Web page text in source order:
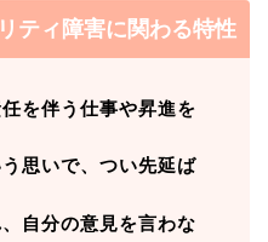
ティ障害に関わる特性
を伴う仕事や昇進を
思いで、つい先延ば
自分の意見を言わな